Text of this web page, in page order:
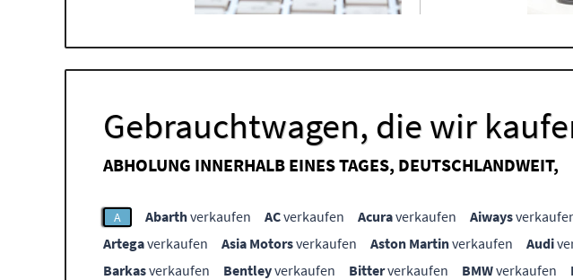
Gebrauchtwagen, die wir
ABHOLUNG INNERHALB EINES TAGES, DEUTSCHLANDWEIT,
A Abarthverkaufen ACverkaufen Acuraverkaufen Aiways
Artegaverkaufen Asia Motorsverkaufen Aston Martinverkaufen Audi
Barkasverkaufen Bentleyverkaufen Bitterverkaufen BMWverkaufen